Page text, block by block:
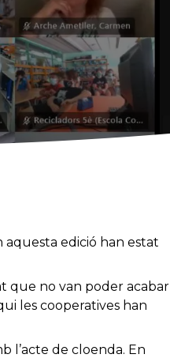
aquesta edició han estat
que no van poder acabar
les cooperatives han
l’acte de cloenda. En